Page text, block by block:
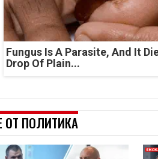
Fungus Is A Parasite, And It
Drop Of Plain...
ОТ ПОЛИТИКА